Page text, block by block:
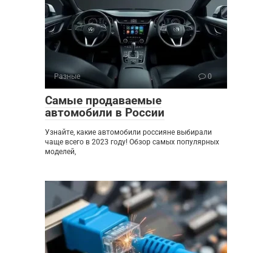
Разные 0
Самые продаваемые
автомобили в России
Узнайте, какие автомобили россияне выбирали
чаще всего в 2023 году! Обзор самых популярных
моделей,